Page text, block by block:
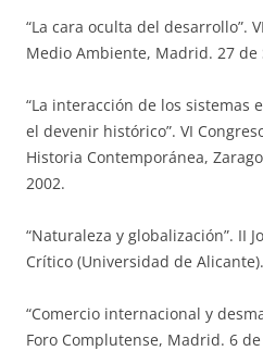
“La cara oculta del desarrollo”.
Medio Ambiente, Madrid. 27 de
“La interacción de los sistemas
el devenir histórico”. VI
Historia Contemporánea,
2002.
“Naturaleza y globalización”. II
Crítico (Universidad de
“Comercio internacional y
Foro Complutense, Madrid. 6